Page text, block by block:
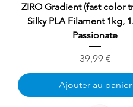
ZIRO Gradient (fast color
Silky PLA Filament 1kg,
Passionate
Prix
39,99 €
Ajouter au panier